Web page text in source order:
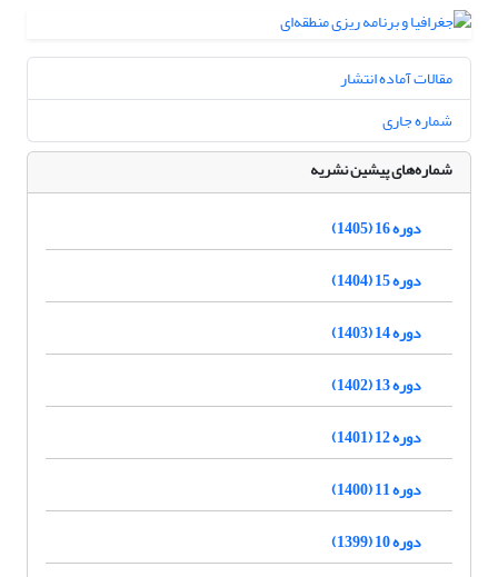
مقالات آماده انتشار
شماره جاری
شماره‌های پیشین نشریه
دوره 16 (1405)
دوره 15 (1404)
دوره 14 (1403)
دوره 13 (1402)
دوره 12 (1401)
دوره 11 (1400)
دوره 10 (1399)